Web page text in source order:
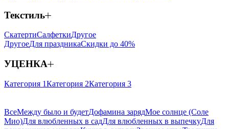
Текстиль
СкатертиСалфеткиДругое
ДругоеДля праздникаСкидки до 40%
УЦЕНКА
Категория 1Категория 2Категория 3
ВсеМежду было и будетДофамина зарядМое солнце (Соле
Мио)Для влюбленных в садДля влюбленных в выпечкуДля